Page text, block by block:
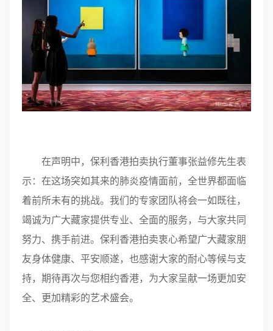
在声明中，保利香港拍卖执行董事张益修先生表
示：在这场突如其来的肺炎疫情面前，全世界都面临
着前所未有的挑战。我们的专家团队将会一如既往，
竭诚为广大藏家提供专业、全面的服务，与大家共同
努力、携手前进。保利香港拍卖衷心希望广大藏家朋
友身体健康、平安顺遂，也感谢大家的耐心等候与支
持，期待再次与您相约香港，为大家呈献一场更加安
全、更加精彩的艺术盛会。